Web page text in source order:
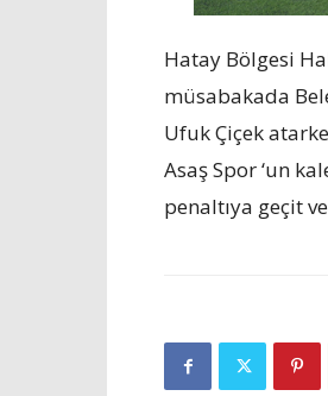
Hatay Bölgesi
müsabakada
Ufuk Çiçek
Asaş Spor ‘un
penaltıya geçit